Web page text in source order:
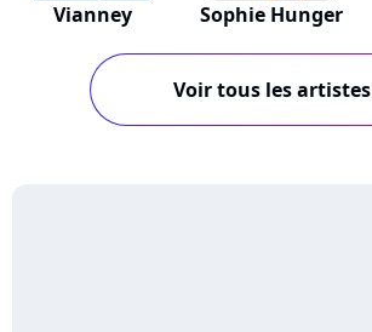
Vianney Sophie Hunger
Voir tous les artistes